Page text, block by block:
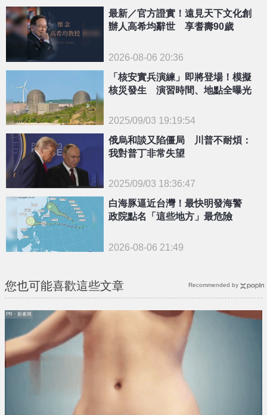
最新／官方證實！遠見天下文化創
辦人高希均辭世 享耆壽90歲
2026-08-06 20:36
{PLAYICON}
「核安實兵演練」即將登場！模擬
核災發生 演習時間、地點全曝光
2025/09/03 19:19:54
{PLAYICON}
俄烏和談又陷僵局 川普不耐煩：
我對普丁非常失望
2025/09/03 18:36:47
白海豚逼近台灣！最快明發海警
政院點名「這些地方」最危險
2026-08-06 21:49
您也可能喜歡這些文章
PR・新素簡
Recommended by